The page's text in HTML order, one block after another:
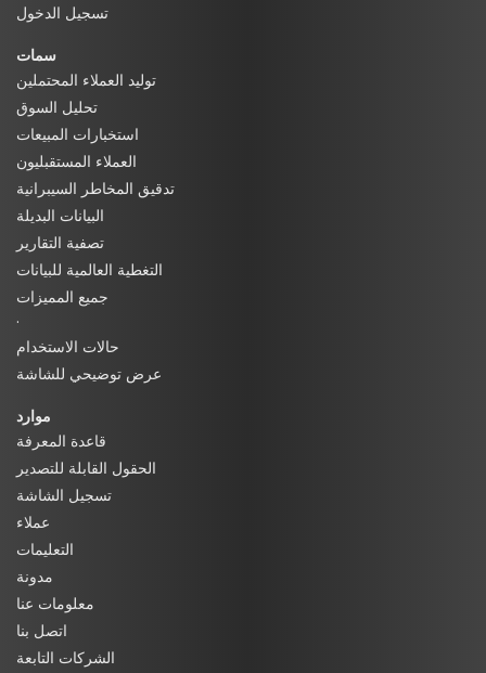
تسجيل الدخول
سمات
توليد العملاء المحتملين
تحليل السوق
استخبارات المبيعات
العملاء المستقبليون
تدقيق المخاطر السيبرانية
البيانات البديلة
تصفية التقارير
التغطية العالمية للبيانات
جميع المميزات
·
حالات الاستخدام
عرض توضيحي للشاشة
موارد
قاعدة المعرفة
الحقول القابلة للتصدير
تسجيل الشاشة
عملاء
التعليمات
مدونة
معلومات عنا
اتصل بنا
الشركات التابعة